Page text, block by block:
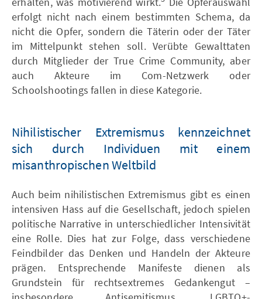
erfolgt nicht nach einem bestimmten Schema, da
nicht die Opfer, sondern die Täterin oder der Täter
im Mittelpunkt stehen soll. Verübte Gewalttaten
durch Mitglieder der True Crime Community, aber
auch Akteure im Com-Netzwerk oder
Schoolshootings fallen in diese Kategorie.
Nihilistischer Extremismus kennzeichnet
sich durch Individuen mit einem
misanthropischen Weltbild
Auch beim nihilistischen Extremismus gibt es einen
intensiven Hass auf die Gesellschaft, jedoch spielen
politische Narrative in unterschiedlicher Intensivität
eine Rolle. Dies hat zur Folge, dass verschiedene
Feindbilder das Denken und Handeln der Akteure
prägen. Entsprechende Manifeste dienen als
Grundstein für rechtsextremes Gedankengut –